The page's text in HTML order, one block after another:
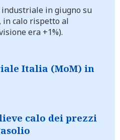
in giugno su
in calo rispetto al
era +1%).
Italia (MoM) in
calo dei prezzi